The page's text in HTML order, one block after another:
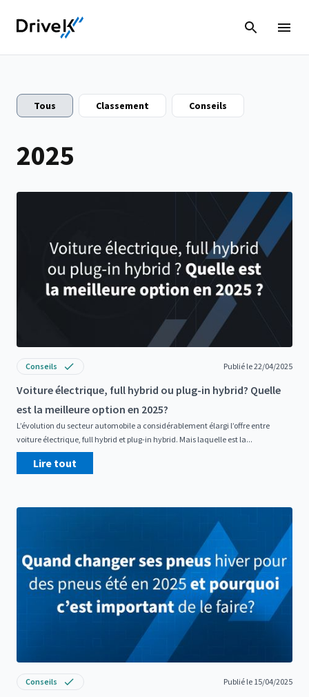
Tous Classement Conseils
2025
Conseils Publié le 22/04/2025
Voiture électrique, full hybrid ou plug-in hybrid? Quelle
est la meilleure option en 2025?
L’évolution du secteur automobile a considérablement élargi l’offre entre
voiture électrique, full hybrid et plug-in hybrid. Mais laquelle est la...
Lire tout
Conseils Publié le 15/04/2025